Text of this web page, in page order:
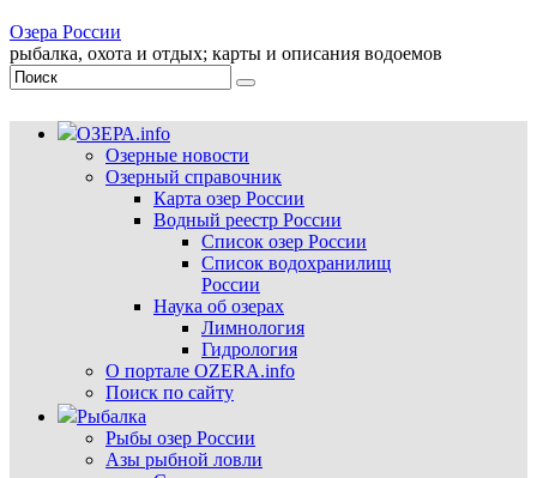
Озера России
рыбалка, охота и отдых; карты и описания водоемов
ОЗЕРА.info
Озерные новости
Озерный справочник
Карта озер России
Водный реестр России
Список озер России
Список водохранилищ
России
Наука об озерах
Лимнология
Гидрология
О портале OZERA.info
Поиск по сайту
Рыбалка
Рыбы озер России
Азы рыбной ловли